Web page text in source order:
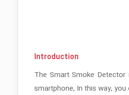
Introduction
The Smart Smoke
smartphone, In this way,